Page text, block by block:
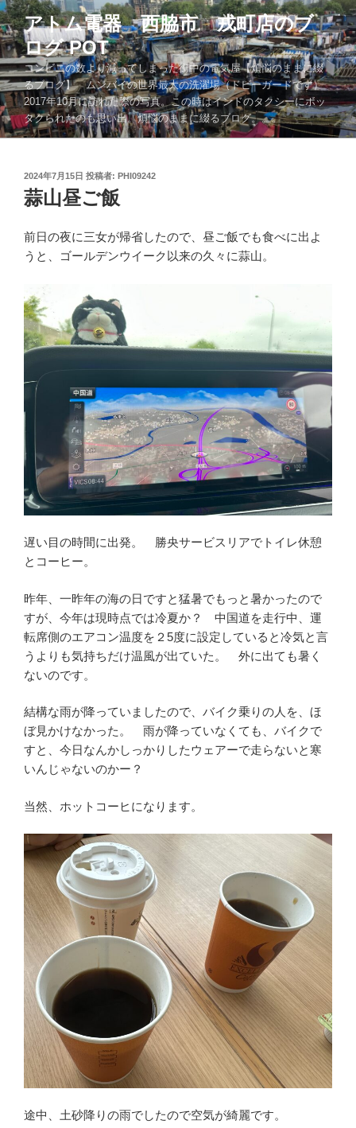
コ
ン
テ
ン
ツ
へ
ス
キ
アトム電器 西脇市 戎町店のブ
ログ POT
コンビニの数より減ってしまった街中の電気屋【煩悩のままに綴
るブログ】 ムンバイの世界最大の洗濯場（ドビーガードです）
2017年10月に訪れた際の写真。この時はインドのタクシーにボッ
タクられたのも思い出。煩悩のままに綴るブログ。。。
投
稿
日:
2024年7月15日 投稿者: PHI09242
蒜山昼ご飯
前日の夜に三女が帰省したので、昼ご飯でも食べに出よ
うと、ゴールデンウイーク以来の久々に蒜山。
遅い目の時間に出発。 勝央サービスリアでトイレ休憩
とコーヒー。
昨年、一昨年の海の日ですと猛暑でもっと暑かったので
すが、今年は現時点では冷夏か？ 中国道を走行中、運
転席側のエアコン温度を２5度に設定していると冷気と言
うよりも気持ちだけ温風が出ていた。 外に出ても暑く
ないのです。
結構な雨が降っていましたので、バイク乗りの人を、ほ
ぼ見かけなかった。 雨が降っていなくても、バイクで
すと、今日なんかしっかりしたウェアーで走らないと寒
いんじゃないのかー？
当然、ホットコーヒになります。
途中、土砂降りの雨でしたので空気が綺麗です。